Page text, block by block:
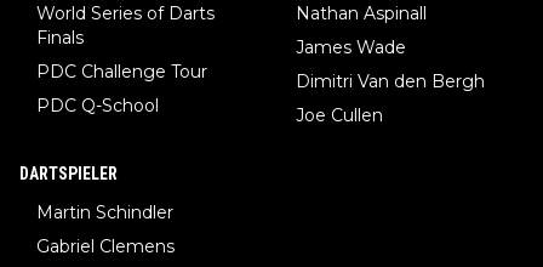
World Series of Darts
Finals
PDC Challenge Tour
PDC Q-School
Nathan Aspinall
James Wade
Dimitri Van den Bergh
Joe Cullen
DARTSPIELER
Martin Schindler
Gabriel Clemens